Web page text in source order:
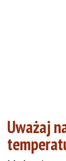
Uważaj